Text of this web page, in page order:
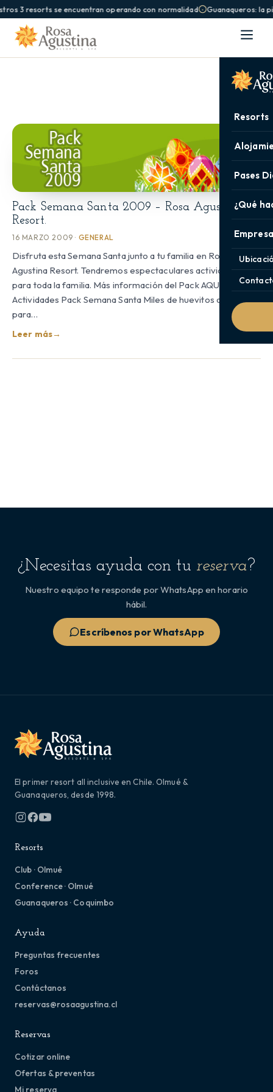
3 resorts se encuentran operando con normalidad Guanaqueros: la
Resorts
Pases
¿Qué
Pack Semana Santa 2009 – Rosa Agustina
Resort.
16 MARZO 2009 · GENERAL
Disfruta esta Semana Santa junto a tu familia en Rosa
Agustina Resort. Tendremos espectaculares actividades
para toda la familia. Más información del Pack AQUÍ
Actividades Pack Semana Santa Miles de huevitos de pascua
para…
Leer más→
¿Necesitas ayuda con tu reserva?
Nuestro equipo te responde por WhatsApp en horario
hábil.
Escríbenos por WhatsApp
El primer resort all inclusive en Chile. Olmué &
Guanaqueros, desde 1998.
Resorts
Club · Olmué
Conference · Olmué
Guanaqueros · Coquimbo
Ayuda
Preguntas frecuentes
Foros
Contáctanos
reservas@rosaagustina.cl
Reservas
Cotizar online
Ofertas & preventas
Mi reserva